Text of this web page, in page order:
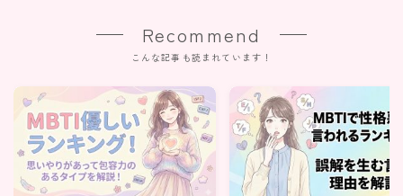
Recommend
こんな記事も読まれています！